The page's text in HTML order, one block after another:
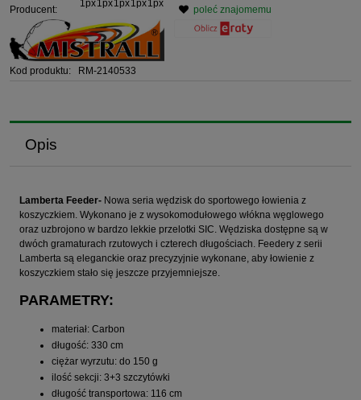
Producent:
Kod produktu: RM-2140533
poleć znajomemu
Opis
Lamberta Feeder- Nowa seria wędzisk do sportowego łowienia z
koszyczkiem. Wykonano je z wysokomodułowego włókna węglowego
oraz uzbrojono w bardzo lekkie przelotki SIC. Wędziska dostępne są w
dwóch gramaturach rzutowych i czterech długościach. Feedery z serii
Lamberta są eleganckie oraz precyzyjnie wykonane, aby łowienie z
koszyczkiem stało się jeszcze przyjemniejsze.
PARAMETRY:
materiał: Carbon
długość: 330 cm
ciężar wyrzutu: do 150 g
ilość sekcji: 3+3 szczytówki
długość transportowa: 116 cm